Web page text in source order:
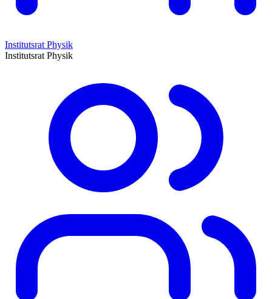
Institutsrat Physik
Institutsrat Physik